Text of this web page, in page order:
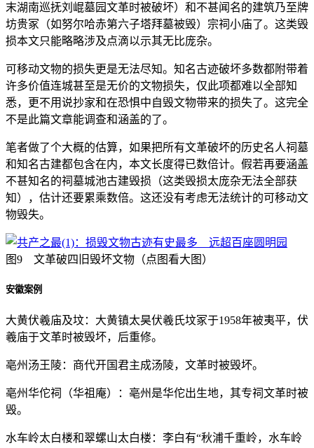
末湖南巡抚刘崐墓园文革时被破坏）和不甚闻名的建筑乃至牌
坊贵冢（如努尔哈赤第六子塔拜墓被毁）宗祠小庙了。这类毁
损本文只能略略涉及点滴以示其无比庞杂。
可移动文物的损失更是无法尽知。知名古迹破坏多数都附带着
许多价值连城甚至是无价的文物损失，仅此项都难以全部知
悉，更不用说抄家和在恐惧中自毁文物带来的损失了。这完全
不是此篇文章能调查和涵盖的了。
笔者做了个大概的估算，如果把所有文革破坏的历史名人祠墓
和知名古建都包含在内，本文长度得已数倍计。假若再要涵盖
不甚知名的祠墓城池古建毁损（这类毁损太庞杂无法全部获
知），估计还要累乘数倍。这还没有考虑无法统计的可移动文
物毁失。
图9 文革破四旧毁坏文物（点图看大图）
安徽案例
大黄伏羲庙及坟：大黄镇太昊伏羲氏坟冢于1958年被夷平，伏
羲庙于文革时被毁坏，后重修。
亳州汤王陵：商代开国君主成汤陵，文革时被毁坏。
亳州华佗祠（华祖庵）：亳州是华佗出生地，其专祠文革时被
毁。
水车岭太白楼和翠螺山太白楼：李白有“秋浦千重岭，水车岭